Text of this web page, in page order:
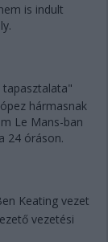
is indult
tapasztalata"
hármasnak
Le Mans-ban
24 óráson.
Keating vezet
vezetési